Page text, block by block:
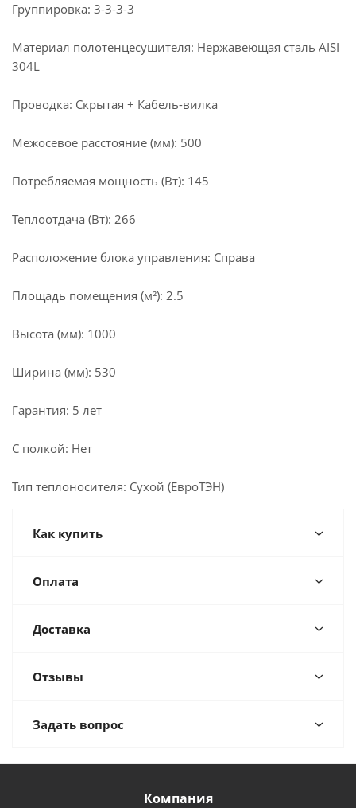
Группировка: 3-3-3-3
Материал полотенцесушителя: Нержавеющая сталь AISI
304L
Проводка: Скрытая + Кабель-вилка
Межосевое расстояние (мм): 500
Потребляемая мощность (Вт): 145
Теплоотдача (Вт): 266
Расположение блока управления: Справа
Площадь помещения (м²): 2.5
Высота (мм): 1000
Ширина (мм): 530
Гарантия: 5 лет
С полкой: Нет
Тип теплоносителя: Сухой (ЕвроТЭН)
Как купить
Оплата
Доставка
Отзывы
Задать вопрос
Компания